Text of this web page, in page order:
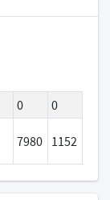
0 0
7980 1152